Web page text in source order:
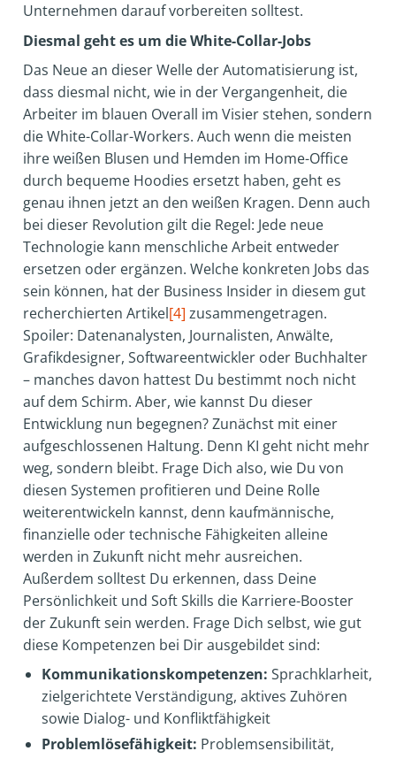
Unternehmen darauf vorbereiten solltest.
Diesmal geht es um die White-Collar-Jobs
Das Neue an dieser Welle der Automatisierung ist,
dass diesmal nicht, wie in der Vergangenheit, die
Arbeiter im blauen Overall im Visier stehen, sondern
die White-Collar-Workers. Auch wenn die meisten
ihre weißen Blusen und Hemden im Home-Office
durch bequeme Hoodies ersetzt haben, geht es
genau ihnen jetzt an den weißen Kragen. Denn auch
bei dieser Revolution gilt die Regel: Jede neue
Technologie kann menschliche Arbeit entweder
ersetzen oder ergänzen. Welche konkreten Jobs das
sein können, hat der Business Insider in diesem gut
recherchierten Artikel[4] zusammengetragen.
Spoiler: Datenanalysten, Journalisten, Anwälte,
Grafikdesigner, Softwareentwickler oder Buchhalter
– manches davon hattest Du bestimmt noch nicht
auf dem Schirm. Aber, wie kannst Du dieser
Entwicklung nun begegnen? Zunächst mit einer
aufgeschlossenen Haltung. Denn KI geht nicht mehr
weg, sondern bleibt. Frage Dich also, wie Du von
diesen Systemen profitieren und Deine Rolle
weiterentwickeln kannst, denn kaufmännische,
finanzielle oder technische Fähigkeiten alleine
werden in Zukunft nicht mehr ausreichen.
Außerdem solltest Du erkennen, dass Deine
Persönlichkeit und Soft Skills die Karriere-Booster
der Zukunft sein werden. Frage Dich selbst, wie gut
diese Kompetenzen bei Dir ausgebildet sind:
Kommunikationskompetenzen: Sprachklarheit,
zielgerichtete Verständigung, aktives Zuhören
sowie Dialog- und Konfliktfähigkeit
Problemlösefähigkeit: Problemsensibilität,